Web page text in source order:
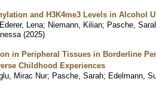
and H3K4me3 Levels in Alcohol
Ederer, Lena; Niemann, Kilian; Pasche,
(2025)
in Peripheral Tissues in Borderline
Childhood Experiences
Mirac Nur; Pasche, Sarah; Edelmann,